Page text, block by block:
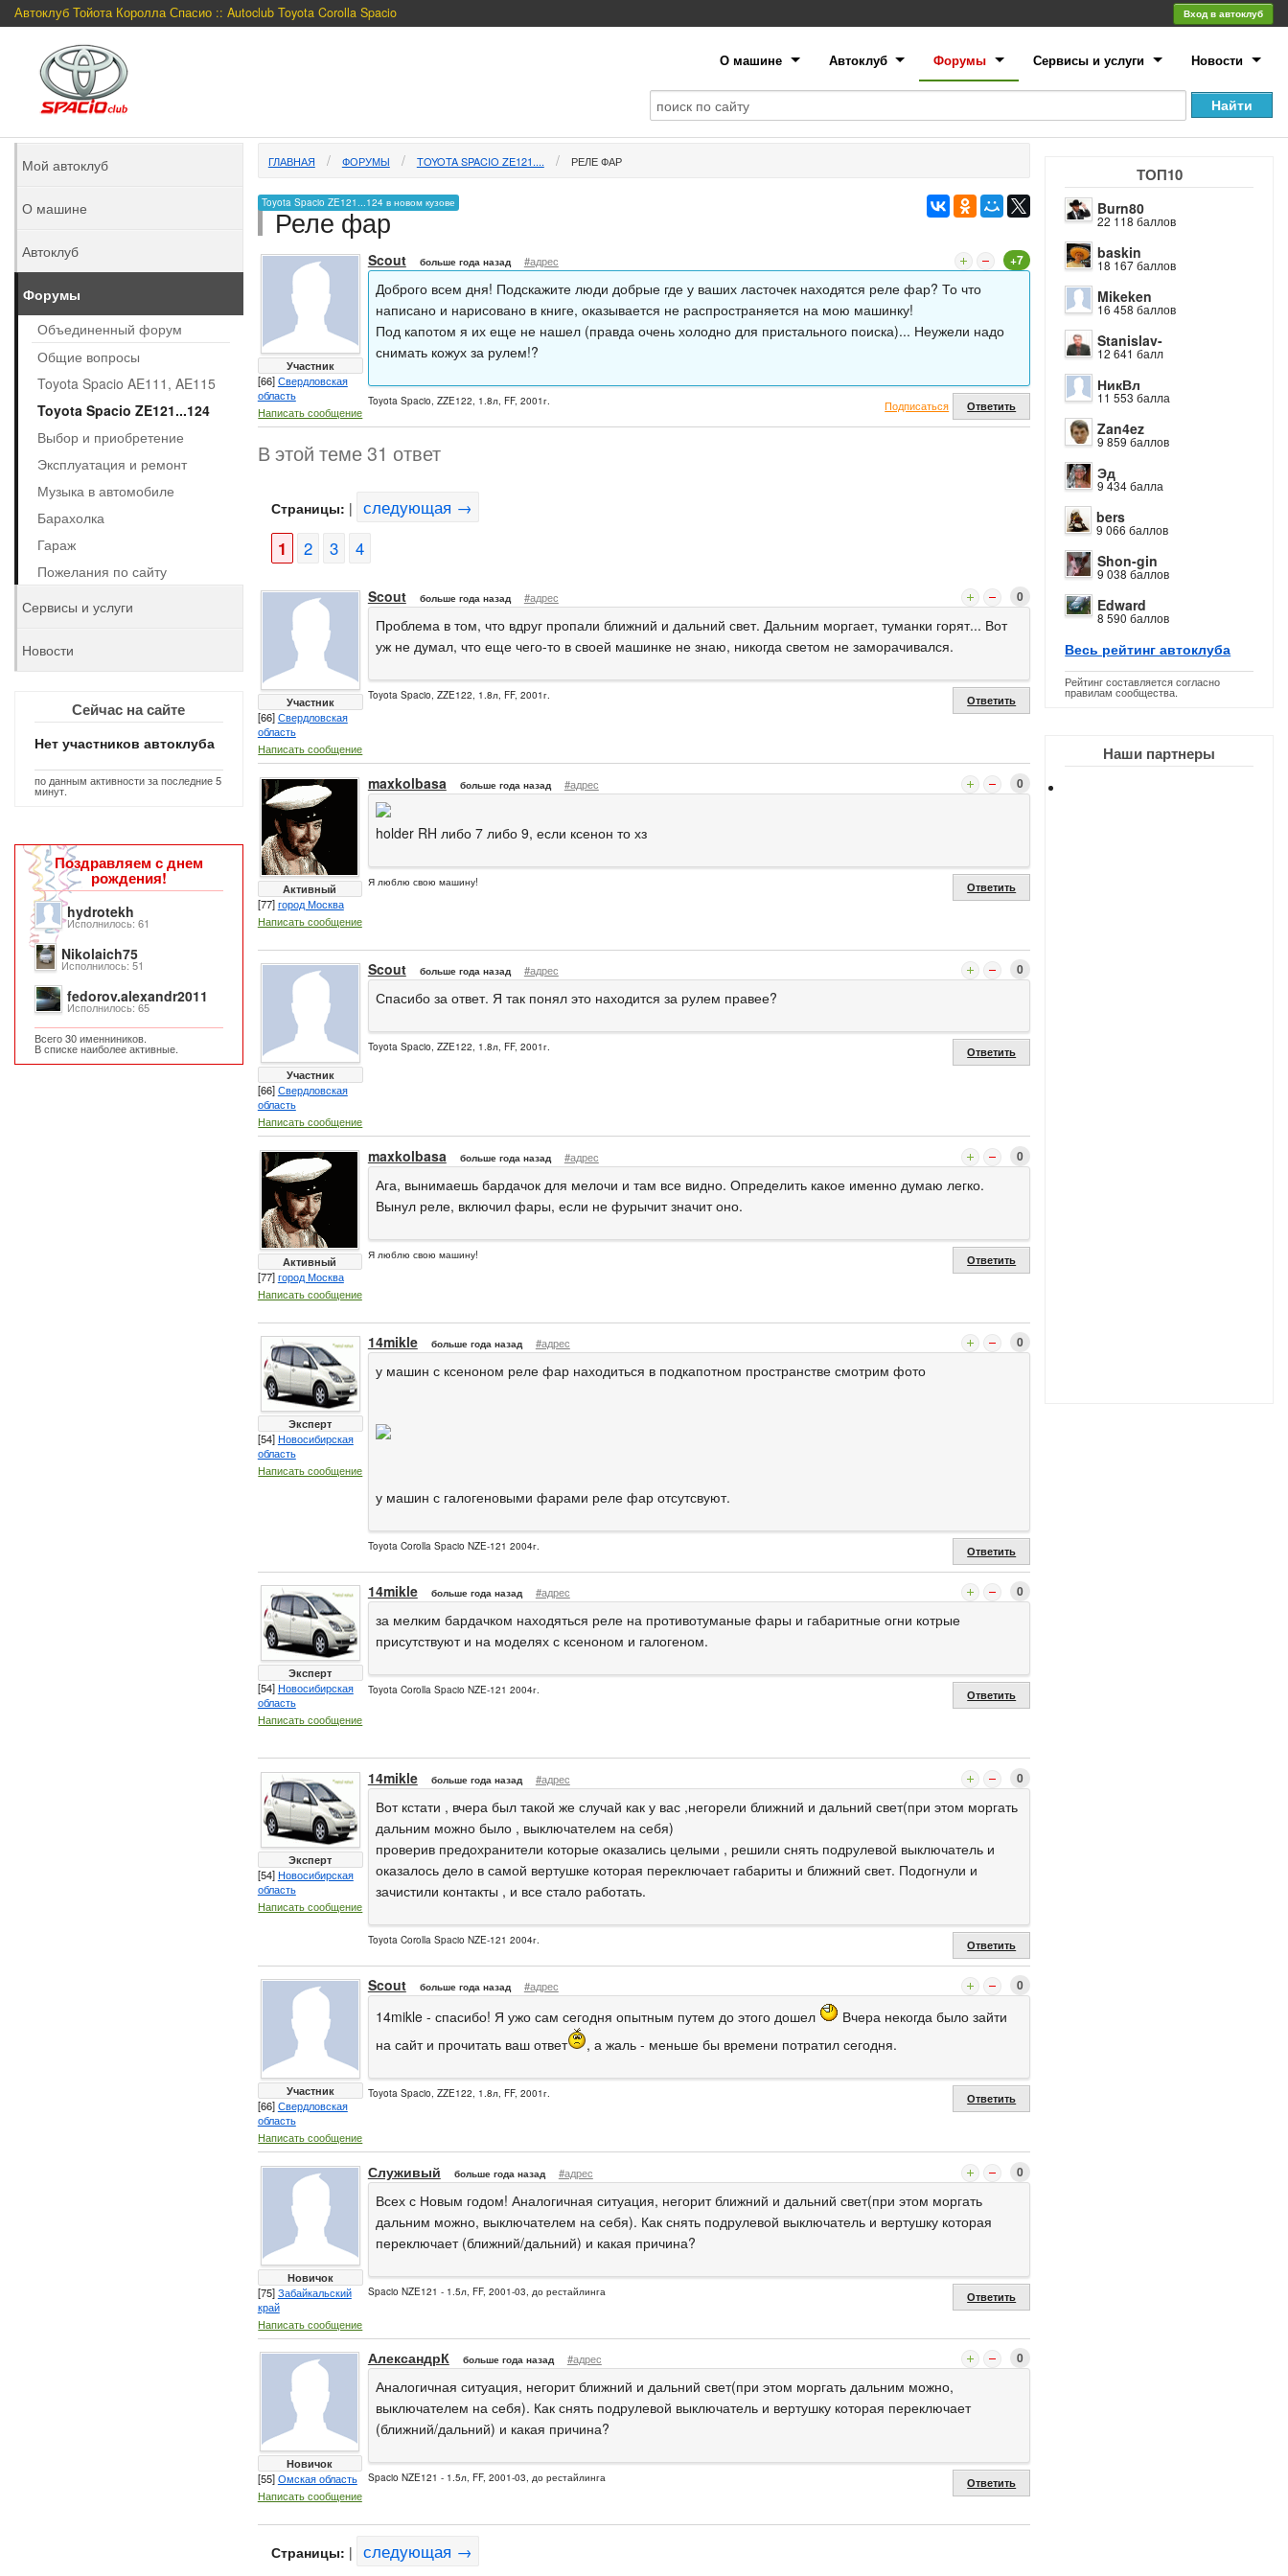
Автоклуб Тойота Королла Спасио :: Autoclub Toyota Corolla Spacio Вход в автоклуб
О машине Автоклуб Форумы Сервисы и услуги Новости
ТОП10
Burn80
22 118 баллов
baskin
18 167 баллов
Mikeken
16 458 баллов
Stanislav-
12 641 балл
НикВл
11 553 балла
Zan4ez
9 859 баллов
Эд
9 434 балла
bers
9 066 баллов
Shon-gin
9 038 баллов
Edward
8 590 баллов
Весь рейтинг автоклуба
Рейтинг составляется согласно
правилам сообщества.
Наши партнеры
ГЛАВНАЯ ФОРУМЫ TOYOTA SPACIO ZE121.... РЕЛЕ ФАР
Toyota Spacio ZE121...124 в новом кузове
Реле фар
Участник
[66]Свердловская
область
Написать сообщение
Scout больше года назад #адрес +7
Доброго всем дня! Подскажите люди добрые где у ваших ласточек находятся реле фар? То что
написано и нарисовано в книге, оказывается не распространяется на мою машинку!
Под капотом я их еще не нашел (правда очень холодно для пристального поиска)... Неужели надо
снимать кожух за рулем!?
Toyota Spacio, ZZE122, 1.8л, FF, 2001г. Подписаться Ответить
В этой теме 31 ответ
Страницы: | следующая →
1
2 3 4
Участник
[66]Свердловская
область
Написать сообщение
Scout больше года назад #адрес 0
Проблема в том, что вдруг пропали ближний и дальний свет. Дальним моргает, туманки горят... Вот
уж не думал, что еще чего-то в своей машинке не знаю, никогда светом не заморачивался.
Toyota Spacio, ZZE122, 1.8л, FF, 2001г. Ответить
Активный
[77]город Москва
Написать сообщение
maxkolbasa больше года назад #адрес 0
holder RH либо 7 либо 9, если ксенон то хз
Я люблю свою машину! Ответить
Участник
[66]Свердловская
область
Написать сообщение
Scout больше года назад #адрес 0
Спасибо за ответ. Я так понял это находится за рулем правее?
Toyota Spacio, ZZE122, 1.8л, FF, 2001г. Ответить
Активный
[77]город Москва
Написать сообщение
maxkolbasa больше года назад #адрес 0
Ага, вынимаешь бардачок для мелочи и там все видно. Определить какое именно думаю легко.
Вынул реле, включил фары, если не фурычит значит оно.
Я люблю свою машину! Ответить
Эксперт
[54]Новосибирская
область
Написать сообщение
14mikle больше года назад #адрес 0
у машин с ксеноном реле фар находиться в подкапотном пространстве смотрим фото
у машин с галогеновыми фарами реле фар отсутсвуют.
Toyota Corolla Spacio NZE-121 2004г. Ответить
Эксперт
[54]Новосибирская
область
Написать сообщение
14mikle больше года назад #адрес 0
за мелким бардачком находяться реле на противотуманые фары и габаритные огни котрые
присутствуют и на моделях с ксеноном и галогеном.
Toyota Corolla Spacio NZE-121 2004г. Ответить
Эксперт
[54]Новосибирская
область
Написать сообщение
14mikle больше года назад #адрес 0
Вот кстати , вчера был такой же случай как у вас ,негорели ближний и дальний свет(при этом моргать
дальним можно было , выключателем на себя)
проверив предохранители которые оказались целыми , решили снять подрулевой выключатель и
оказалось дело в самой вертушке которая переключает габариты и ближний свет. Подогнули и
зачистили контакты , и все стало работать.
Toyota Corolla Spacio NZE-121 2004г. Ответить
Участник
[66]Свердловская
область
Написать сообщение
Scout больше года назад #адрес 0
14mikle - спасибо! Я ужо сам сегодня опытным путем до этого дошел
Вчера некогда было зайти
на сайт и прочитать ваш ответ
, а жаль - меньше бы времени потратил сегодня.
Toyota Spacio, ZZE122, 1.8л, FF, 2001г. Ответить
Новичок
[75]Забайкальский
край
Написать сообщение
Служивый больше года назад #адрес 0
Всех с Новым годом! Аналогичная ситуация, негорит ближний и дальний свет(при этом моргать
дальним можно, выключателем на себя). Как снять подрулевой выключатель и вертушку которая
переключает (ближний/дальний) и какая причина?
Spacio NZE121 - 1.5л, FF, 2001-03, до рестайлинга Ответить
Новичок
[55]Омская область
Написать сообщение
АлександрК больше года назад #адрес 0
Аналогичная ситуация, негорит ближний и дальний свет(при этом моргать дальним можно,
выключателем на себя). Как снять подрулевой выключатель и вертушку которая переключает
(ближний/дальний) и какая причина?
Spacio NZE121 - 1.5л, FF, 2001-03, до рестайлинга Ответить
Страницы: | следующая →
Мой автоклуб
О машине
Автоклуб
Форумы
Объединенный форум
Общие вопросы
Toyota Spacio AE111, AE115
Toyota Spacio ZE121...124
Выбор и приобретение
Эксплуатация и ремонт
Музыка в автомобиле
Барахолка
Гараж
Пожелания по сайту
Сервисы и услуги
Новости
Сейчас на сайте
Нет участников автоклуба
по данным активности за последние 5
минут.
Поздравляем с днем
рождения!
hydrotekh
Исполнилось: 61
Nikolaich75
Исполнилось: 51
fedorov.alexandr2011
Исполнилось: 65
Всего 30 именниников.
В списке наиболее активные.